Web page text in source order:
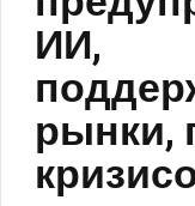
ИИ,
рынки,